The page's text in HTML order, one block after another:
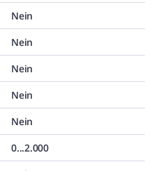
Nein
Nein
Nein
Nein
Nein
0...2.000